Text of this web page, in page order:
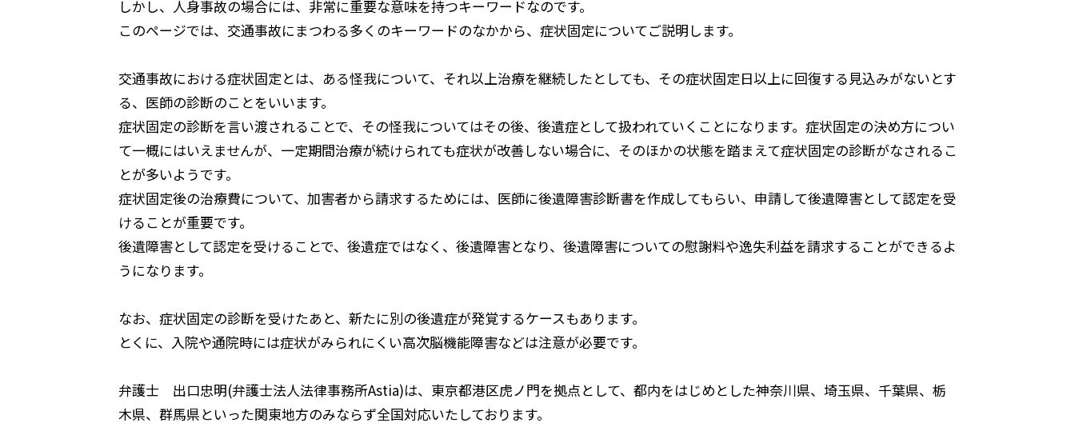
しかし、人身事故の場合には、非常に重要な意味を持つキーワードなのです。
このページでは、交通事故にまつわる多くのキーワードのなかから、症状固定についてご説明します。
交通事故における症状固定とは、ある怪我について、それ以上治療を継続したとしても、その症状固定日以上に回復する見込みがないとす
る、医師の診断のことをいいます。
症状固定の診断を言い渡されることで、その怪我についてはその後、後遺症として扱われていくことになります。症状固定の決め方につい
て一概にはいえませんが、一定期間治療が続けられても症状が改善しない場合に、そのほかの状態を踏まえて症状固定の診断がなされるこ
とが多いようです。
症状固定後の治療費について、加害者から請求するためには、医師に後遺障害診断書を作成してもらい、申請して後遺障害として認定を受
けることが重要です。
後遺障害として認定を受けることで、後遺症ではなく、後遺障害となり、後遺障害についての慰謝料や逸失利益を請求することができるよ
うになります。
なお、症状固定の診断を受けたあと、新たに別の後遺症が発覚するケースもあります。
とくに、入院や通院時には症状がみられにくい高次脳機能障害などは注意が必要です。
弁護士 出口忠明(弁護士法人法律事務所Astia)は、東京都港区虎ノ門を拠点として、都内をはじめとした神奈川県、埼玉県、千葉県、栃
木県、群馬県といった関東地方のみならず全国対応いたしております。